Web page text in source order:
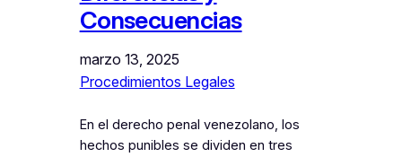
Consecuencias
marzo 13, 2025
Procedimientos Legales
En el derecho penal venezolano, los
hechos punibles se dividen en tres